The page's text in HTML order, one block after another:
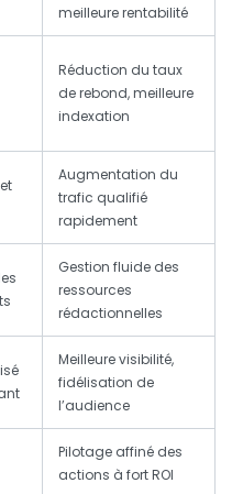
meilleure rentabilité
Réduction du taux
de rebond, meilleure
indexation
Augmentation du
trafic qualifié
rapidement
Gestion fluide des
ressources
rédactionnelles
Meilleure visibilité,
fidélisation de
l’audience
Pilotage affiné des
actions à fort ROI